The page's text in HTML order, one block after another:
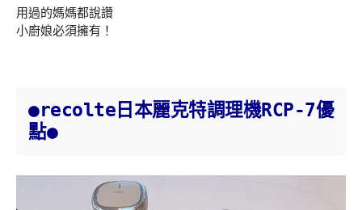
用過的媽媽都說讚
小廚娘必須擁有！
●recolte日本麗克特調理機RCP-7優
點●